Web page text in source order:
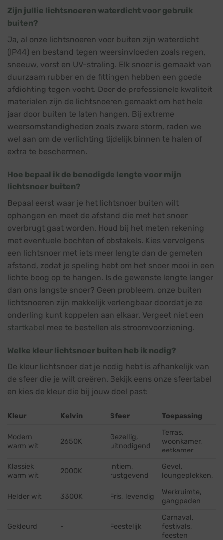
Zijn jullie lichtsnoeren waterdicht voor gebruik
buiten?
Ja, al onze lichtsnoeren voor buiten zijn waterdicht
(IP44) en bestand tegen weersinvloeden zoals regen,
sneeuw, vorst en UV-straling. Elk snoer is gemaakt van
duurzaam rubber en de fittingen hebben een goede
afdichting tegen vocht. Door de professionele kwaliteit
materialen zijn de lichtsnoeren gemaakt om het hele
jaar door buiten te laten hangen. Bij extreme
weersomstandigheden zoals zware storm, raden we
wel aan om de verlichting tijdelijk binnen te halen of
extra te beschermen.
Hoe bepaal ik de benodigde lengte voor mijn
lichtsnoer buiten?
Bepaal eerst waar je het lichtsnoer buiten wilt
ophangen en meet de afstand die met het snoer
overbrugt gaat worden. Houd bij het meten rekening
met eventuele bochten of obstakels. Kies vervolgens
een lichtsnoer met iets meer lengte dan de gemeten
afstand, zodat je speling hebt om het snoer mooi in een
lichte boog op te hangen. Is de gewenste lengte langer
dan ons langste snoer? Geen probleem, onze buiten
lichtsnoeren zijn makkelijk verlengbaar doordat je ze
onderling kunt koppelen aan elkaar. Vergeet niet een
startkabel mee te bestellen als stroomvoorziening.
Welke kleur lichtsnoer buiten heb ik nodig?
De kleur lichtsnoer dat je nodig hebt is afhankelijk van
de sfeer die je wilt creëren. Bekijk eens onze sfeertabel
en kies de kleur die bij jouw doel past:
Kleur Kelvin Sfeer Toepassing
Modern
warm wit
2650K
Gezellig,
uitnodigend
Terras,
woonkamer,
eetkamer
Klassiek
warm wit
2000K
Intiem,
rustgevend
Gevel,
loungeplekken,
Helder wit 3300K Fris, levendig
Werkruimte,
gangpaden
Gekleurd - Feestelijk
Carnaval,
festivals,
feesten